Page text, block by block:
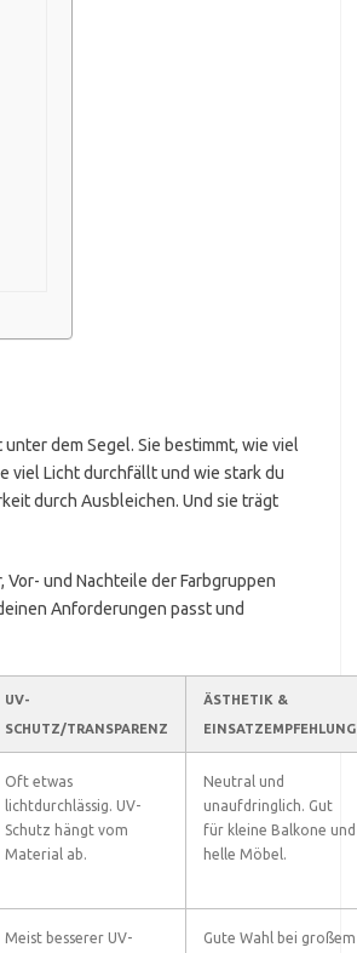
dem Segel. Sie bestimmt, wie viel
viel Licht durchfällt und wie stark du
durch Ausbleichen. Und sie trägt
und Nachteile der Farbgruppen
Anforderungen passt und
UV-
SCHUTZ/TRANSPARENZ
ÄSTHETIK &
EINSATZEMPFEHLUNG
Oft etwas
lichtdurchlässig. UV-
Schutz hängt vom
Material ab.
Neutral und
unaufdringlich. Gut
für kleine Balkone und
helle Möbel.
Meist besserer UV-
Gute Wahl bei großem